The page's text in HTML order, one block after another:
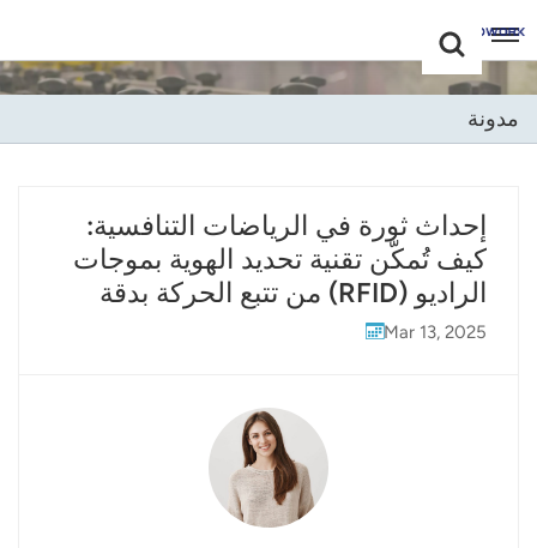
+86 -18681515767
English
Deutsch
Русский
Português
Nederland
مدونة
إحداث ثورة في الرياضات التنافسية:
كيف تُمكّن تقنية تحديد الهوية بموجات
الراديو (RFID) من تتبع الحركة بدقة
Mar 13, 2025